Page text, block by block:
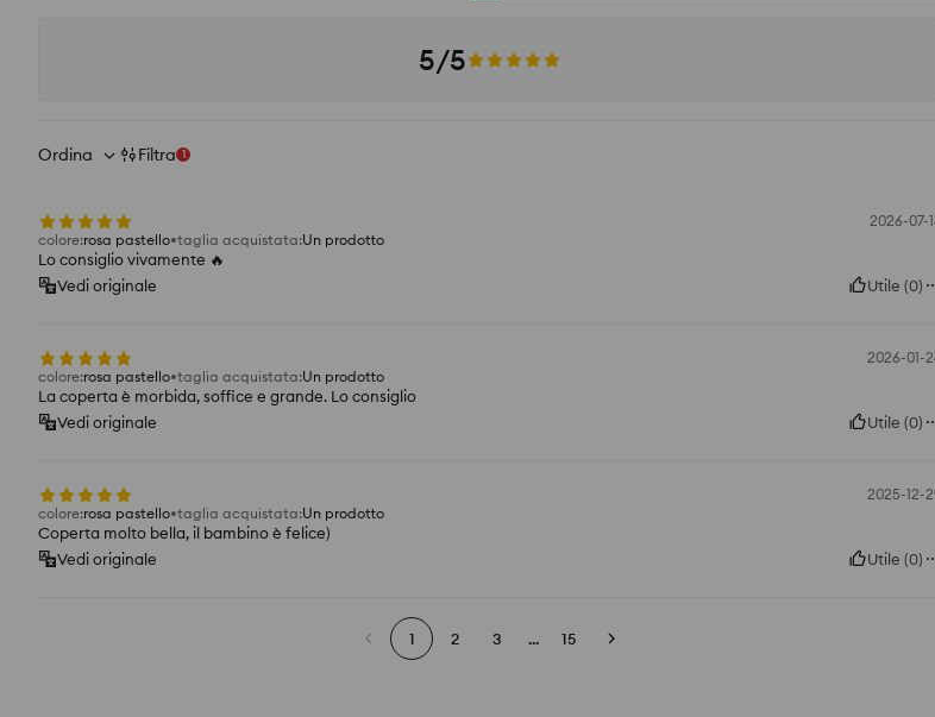
5/5
Ordina Filtra 1
2026-07-
colore:rosa pastello taglia acquistata:Un prodotto
Lo consiglio vivamente 🔥
Vedi originale
Utile (0)
2026-01-
colore:rosa pastello taglia acquistata:Un prodotto
La coperta è morbida, soffice e grande. Lo consiglio
Vedi originale
Utile (0)
2025-12-
colore:rosa pastello taglia acquistata:Un prodotto
Coperta molto bella, il bambino è felice)
Vedi originale
Utile (0)
1 2 3 ... 15